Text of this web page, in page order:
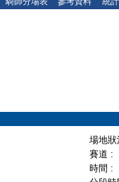
場地
賽道 :
時間 :